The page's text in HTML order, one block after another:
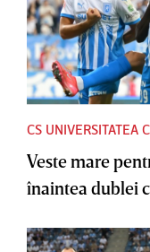
CS UNIVERSITATEA
Veste mare
înaintea dublei